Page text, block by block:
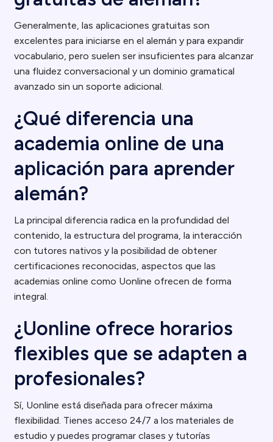
Generalmente, las aplicaciones gratuitas son
excelentes para iniciarse en el alemán y para expandir
vocabulario, pero suelen ser insuficientes para alcanzar
una fluidez conversacional y un dominio gramatical
avanzado sin un soporte adicional.
¿Qué diferencia una
academia online de una
aplicación para aprender
alemán?
La principal diferencia radica en la profundidad del
contenido, la estructura del programa, la interacción
con tutores nativos y la posibilidad de obtener
certificaciones reconocidas, aspectos que las
academias online como Uonline ofrecen de forma
integral.
¿Uonline ofrece horarios
flexibles que se adapten a
profesionales?
Sí, Uonline está diseñada para ofrecer máxima
flexibilidad. Tienes acceso 24/7 a los materiales de
estudio y puedes programar clases y tutorías